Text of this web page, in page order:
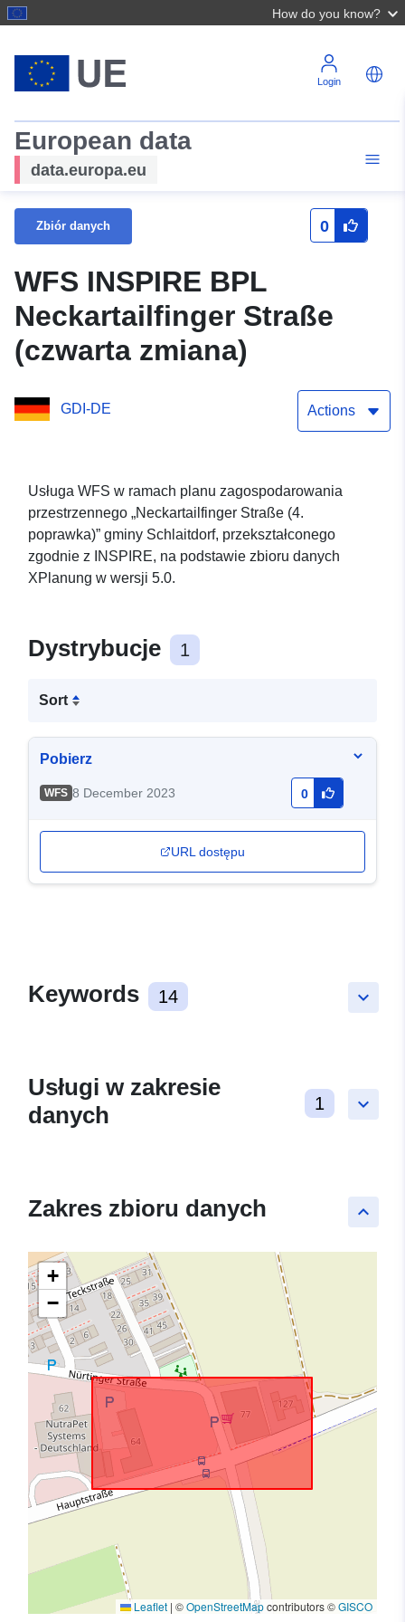
How do you know?
Login
European data
data.europa.eu
Zbiór danych 0
WFS INSPIRE BPL
Neckartailfinger Straße
(czwarta zmiana)
GDI-DE Actions
Usługa WFS w ramach planu zagospodarowania
przestrzennego „Neckartailfinger Straße (4.
poprawka)” gminy Schlaitdorf, przekształconego
zgodnie z INSPIRE, na podstawie zbioru danych
XPlanung w wersji 5.0.
Dystrybucje 1
Sort
Pobierz
WFS 8 December 2023 0
URL dostępu
keyboard_arrow_down
Keywords 14
keyboard_arrow_down
Usługi w zakresie
danych
1
keyboard_arrow_up
Zakres zbioru danych
+
−
Leaflet | ©OpenStreetMapcontributors ©GISCO